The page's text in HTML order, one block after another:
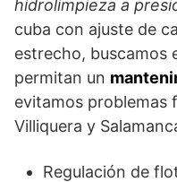
hidrolimpieza a
cuba con ajuste de
estrecho, buscamos
permitan un
evitamos problemas
Villiquera y
Regulación de